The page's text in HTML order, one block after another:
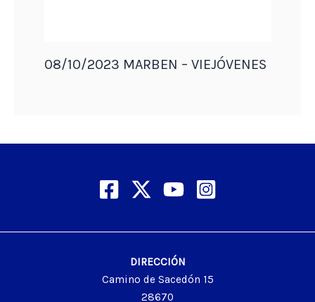
08/10/2023 MARBEN – VIEJÓVENES
DIRECCIÓN
Camino de Sacedón 15
28670